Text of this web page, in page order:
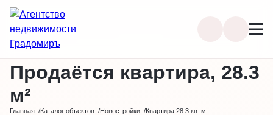
Позвонить
Продаётся квартира, 28.3
м²
Главная Каталог объектов Новостройки Квартира 28.3 кв. м